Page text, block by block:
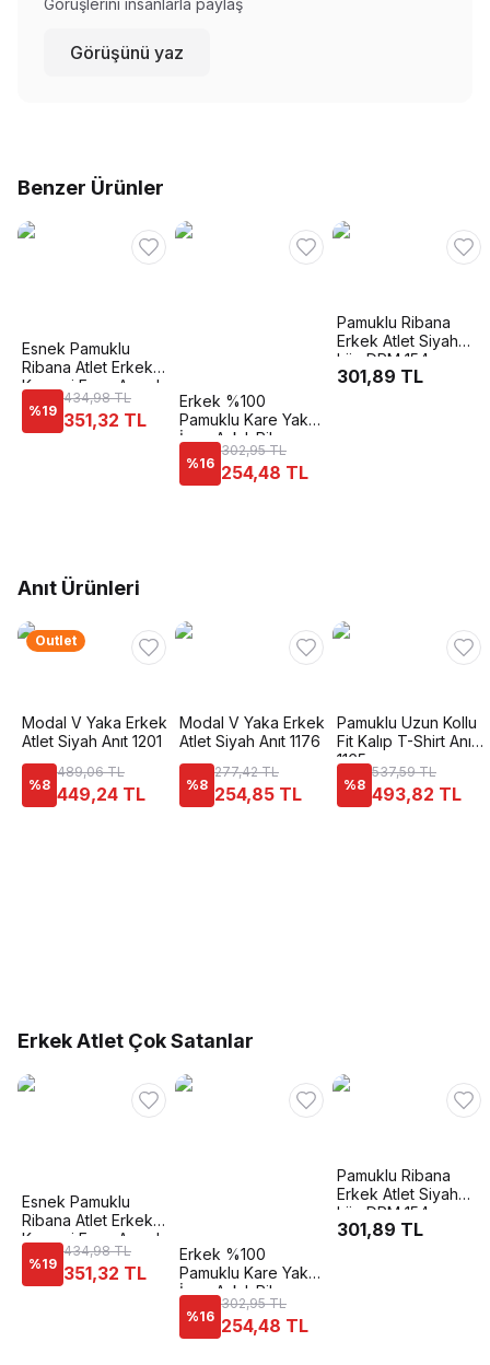
Görüşlerini insanlarla paylaş
Görüşünü yaz
Benzer Ürünler
Esnek Pamuklu
Ribana Atlet Erkek
Korsesi Form Angel
6012
%19
434,98 TL
351,32 TL
Erkek %100
Pamuklu Kare Yaka
İnce Askılı Ribana
Esnek Rahat Atlet
Özkan 12458
%16
302,95 TL
254,48 TL
Pamuklu Ribana
Erkek Atlet Siyah
Lüx DRM 154
301,89 TL
Anıt Ürünleri
Outlet
Modal V Yaka Erkek
Atlet Siyah Anıt 1201
%8
489,06 TL
449,24 TL
Modal V Yaka Erkek
Atlet Siyah Anıt 1176
%8
277,42 TL
254,85 TL
Pamuklu Uzun Kollu
Fit Kalıp T-Shirt Anıt
1165
%8
537,59 TL
493,82 TL
Erkek Atlet Çok Satanlar
Esnek Pamuklu
Ribana Atlet Erkek
Korsesi Form Angel
6012
%19
434,98 TL
351,32 TL
Erkek %100
Pamuklu Kare Yaka
İnce Askılı Ribana
Esnek Rahat Atlet
Özkan 12458
%16
302,95 TL
254,48 TL
Pamuklu Ribana
Erkek Atlet Siyah
Lüx DRM 154
301,89 TL